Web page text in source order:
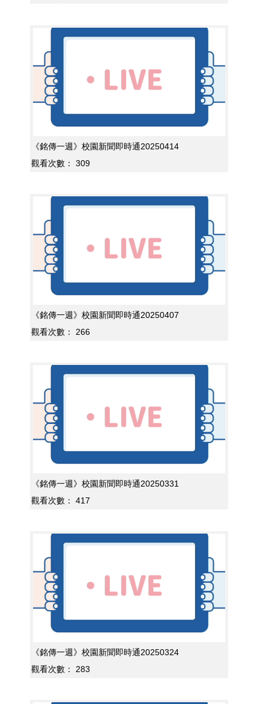
《銘傳一週》校園新聞即時通20250414
觀看次數：
309
《銘傳一週》校園新聞即時通20250407
觀看次數：
266
《銘傳一週》校園新聞即時通20250331
觀看次數：
417
《銘傳一週》校園新聞即時通20250324
觀看次數：
283